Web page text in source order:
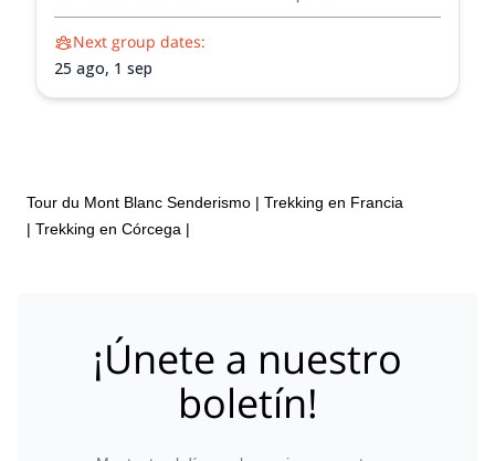
Rosa.
Next group dates:
25 ago, 1 sep
Tour du Mont Blanc Senderismo | Trekking en Francia
| Trekking en Córcega |
¡Únete a nuestro
boletín!